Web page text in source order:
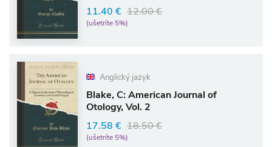
11.40 € 12.00 €
(ušetríte 5%)
Anglický jazyk
Blake, C: American Journal of
Otology, Vol. 2
17.58 € 18.50 €
(ušetríte 5%)